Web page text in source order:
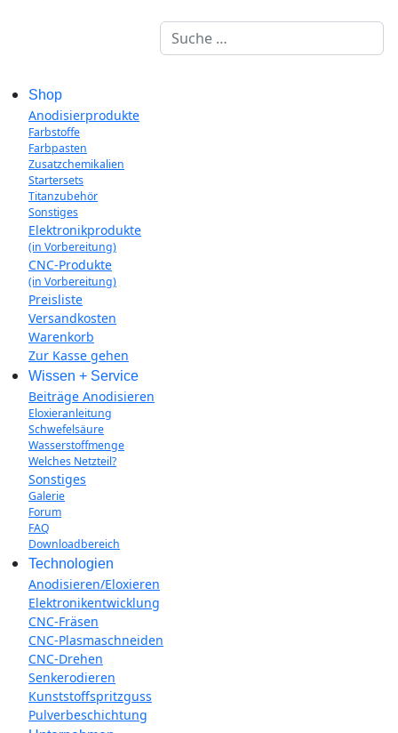
Suchen
Shop
Anodisierprodukte
Farbstoffe
Farbpasten
Zusatzchemikalien
Startersets
Titanzubehör
Sonstiges
Elektronikprodukte
(in Vorbereitung)
CNC-Produkte
(in Vorbereitung)
Preisliste
Versandkosten
Warenkorb
Zur Kasse gehen
Wissen + Service
Beiträge Anodisieren
Eloxieranleitung
Schwefelsäure
Wasserstoffmenge
Welches Netzteil?
Sonstiges
Galerie
Forum
FAQ
Downloadbereich
Technologien
Anodisieren/Eloxieren
Elektronikentwicklung
CNC-Fräsen
CNC-Plasmaschneiden
CNC-Drehen
Senkerodieren
Kunststoffspritzguss
Pulverbeschichtung